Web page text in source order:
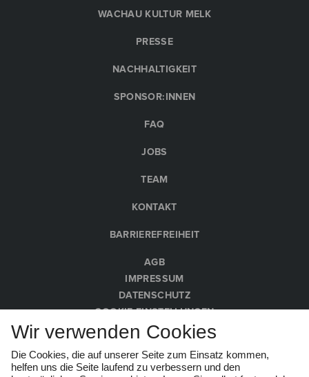
Wir verwenden Cookies
Die Cookies, die auf unserer Seite zum Einsatz kommen,
helfen uns die Seite laufend zu verbessern und den
WACHAU KULTUR MELK
PRESSE
NACHHALTIGKEIT
SPONSOR:INNEN
FAQ
JOBS
TEAM
KONTAKT
BARRIEREFREIHEIT
© Wachau Kultur Melk 2026
AGB
IMPRESSUM
DATENSCHUTZ
COOKIE-EINSTELLUNGEN
HINWEISGEBER:INNEN